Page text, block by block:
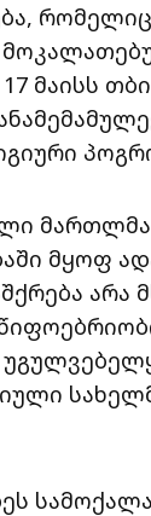
რომელიც
მაისს
მყოფ